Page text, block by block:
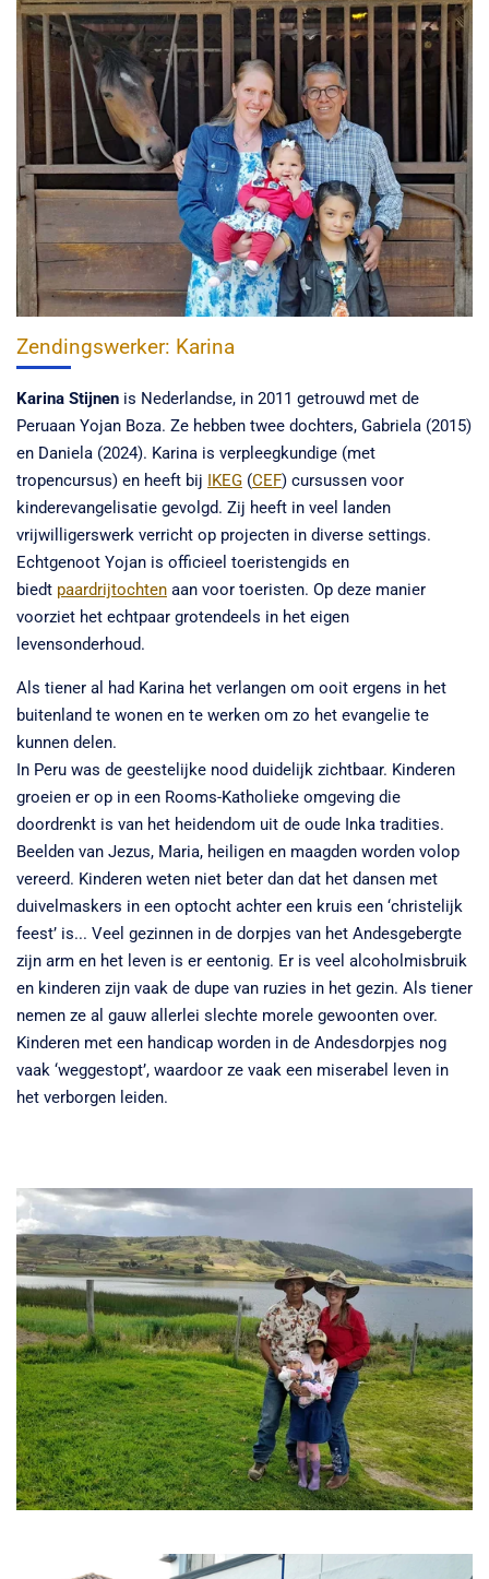
Zendingswerker: Karina
Karina Stijnen is Nederlandse, in 2011 getrouwd met de
Peruaan Yojan Boza. Ze hebben twee dochters, Gabriela (2015)
en Daniela (2024). Karina is verpleegkundige (met
tropencursus) en heeft bij IKEG (CEF) cursussen voor
kinderevangelisatie gevolgd. Zij heeft in veel landen
vrijwilligerswerk verricht op projecten in diverse settings.
Echtgenoot Yojan is officieel toeristengids en
biedt paardrijtochten aan voor toeristen. Op deze manier
voorziet het echtpaar grotendeels in het eigen
levensonderhoud.
Als tiener al had Karina het verlangen om ooit ergens in het
buitenland te wonen en te werken om zo het evangelie te
kunnen delen.
In Peru was de geestelijke nood duidelijk zichtbaar. Kinderen
groeien er op in een Rooms-Katholieke omgeving die
doordrenkt is van het heidendom uit de oude Inka tradities.
Beelden van Jezus, Maria, heiligen en maagden worden volop
vereerd. Kinderen weten niet beter dan dat het dansen met
duivelmaskers in een optocht achter een kruis een ‘christelijk
feest’ is... Veel gezinnen in de dorpjes van het Andesgebergte
zijn arm en het leven is er eentonig. Er is veel alcoholmisbruik
en kinderen zijn vaak de dupe van ruzies in het gezin. Als tiener
nemen ze al gauw allerlei slechte morele gewoonten over.
Kinderen met een handicap worden in de Andesdorpjes nog
vaak ‘weggestopt’, waardoor ze vaak een miserabel leven in
het verborgen leiden.